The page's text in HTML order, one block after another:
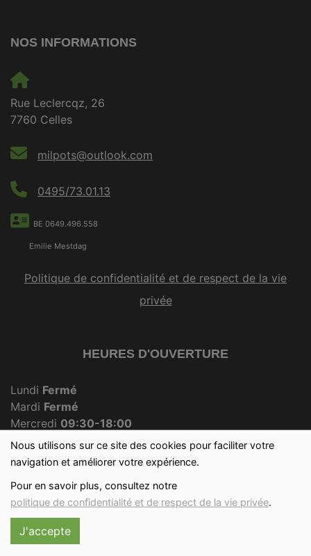
Nous utilisons sur ce site des cookies pour faciliter votre
navigation et améliorer votre expérience.
Pour en savoir plus, consultez notre
politique de confidentialité et de respect de la vie privée.
J'accepte
NOS INFORMATIONS
Rue Leclercqz, 26
7760 Celles
milpots@outlook.com
0495/73.01.13
BE 0649.496.558
Emilie Mestdag
Politique de confidentialité et de respect de la vie
privée
HEURES D'OUVERTURE
Lundi Fermé
Mardi Fermé
Mercredi 09:30-18:00
JeudiFermé
Vendredi 09:30-18:00
Dimanche09:30-12:00